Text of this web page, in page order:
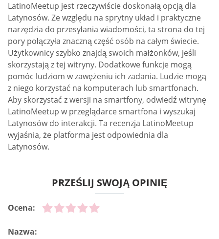
LatinoMeetup jest rzeczywiście doskonałą opcją dla
Latynosów. Ze względu na sprytny układ i praktyczne
narzędzia do przesyłania wiadomości, ta strona do tej
pory połączyła znaczną część osób na całym świecie.
Użytkownicy szybko znajdą swoich małżonków, jeśli
skorzystają z tej witryny. Dodatkowe funkcje mogą
pomóc ludziom w zawężeniu ich zadania. Ludzie mogą
z niego korzystać na komputerach lub smartfonach.
Aby skorzystać z wersji na smartfony, odwiedź witrynę
LatinoMeetup w przeglądarce smartfona i wyszukaj
Latynosów do interakcji. Ta recenzja LatinoMeetup
wyjaśnia, że platforma jest odpowiednia dla
Latynosów.
PRZEŚLIJ SWOJĄ OPINIĘ
Ocena:
Nazwa: